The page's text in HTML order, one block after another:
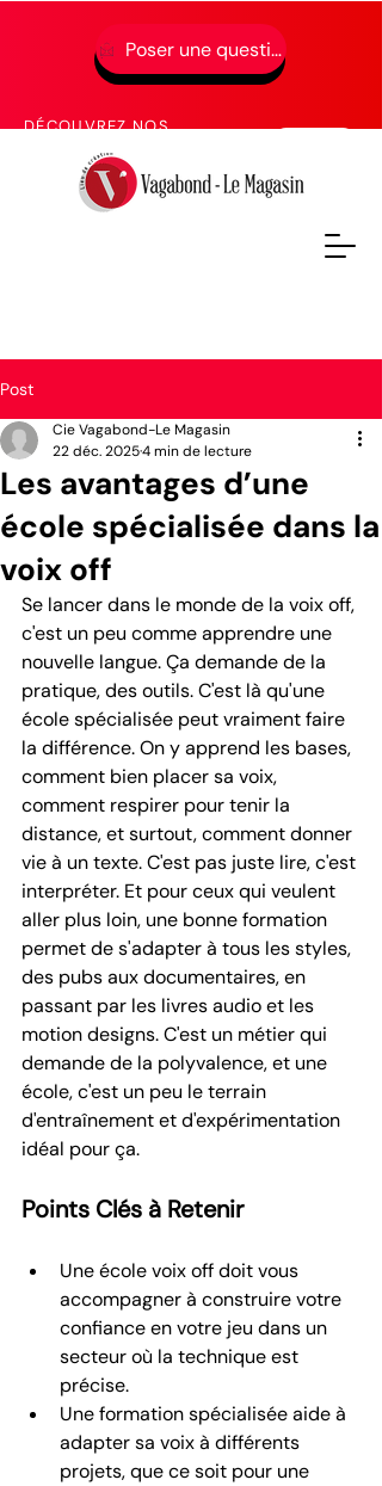
01 49 65 49 52
DÉCOUVREZ NOS
Poser une question
Post
Les avantages d’une
école spécialisée dans la
voix off
Cie Vagabond-Le Magasin
22 déc. 20254 min de lecture
Se lancer dans le monde de la voix off,
c'est un peu comme apprendre une
nouvelle langue. Ça demande de la
pratique, des outils. C'est là qu'une
école spécialisée peut vraiment faire
la différence. On y apprend les bases,
comment bien placer sa voix,
comment respirer pour tenir la
distance, et surtout, comment donner
vie à un texte. C'est pas juste lire, c'est
interpréter. Et pour ceux qui veulent
aller plus loin, une bonne formation
permet de s'adapter à tous les styles,
des pubs aux documentaires, en
passant par les livres audio et les
motion designs. C'est un métier qui
demande de la polyvalence, et une
école, c'est un peu le terrain
d'entraînement et d'expérimentation
idéal pour ça.
Points Clés à Retenir
Une école voix off doit vous
accompagner à construire votre
confiance en votre jeu dans un
secteur où la technique est
précise.
Une formation spécialisée aide à
adapter sa voix à différents
projets, que ce soit pour une